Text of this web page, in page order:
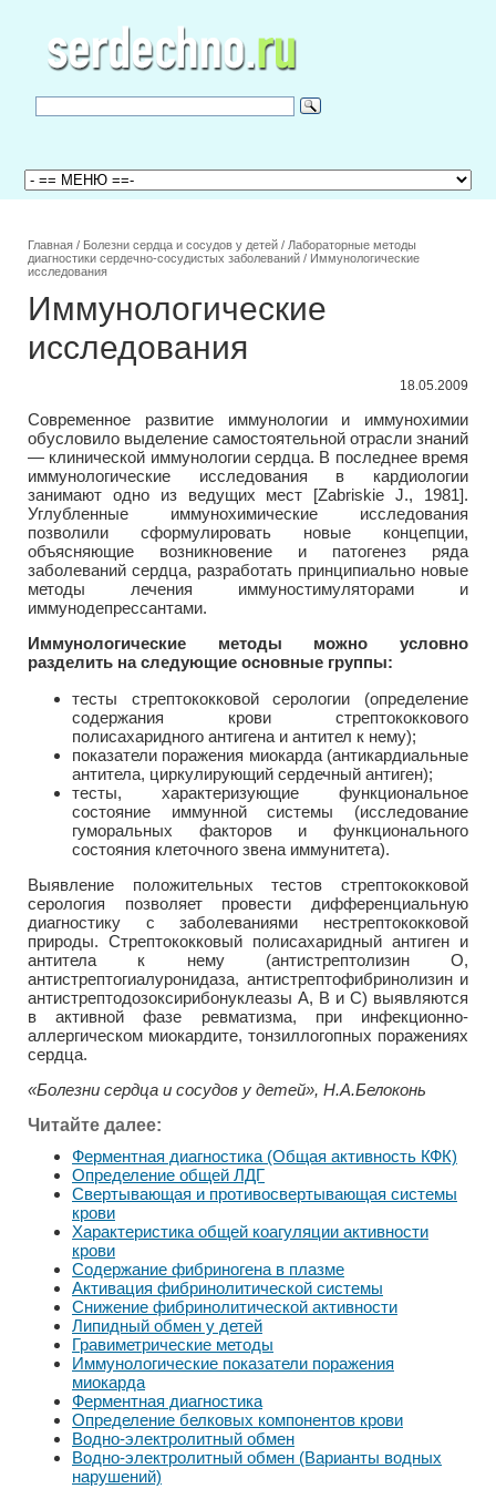
Главная / Болезни сердца и сосудов у детей / Лабораторные методы
диагностики сердечно-сосудистых заболеваний / Иммунологические
исследования
Иммунологические
исследования
18.05.2009
Современное развитие иммунологии и иммунохимии
обусловило выделение самостоятельной отрасли знаний
— клинической иммунологии сердца. В последнее время
иммунологические исследования в кардиологии
занимают одно из ведущих мест [Zabriskie J., 1981].
Углубленные иммунохимические исследования
позволили сформулировать новые концепции,
объясняющие возникновение и патогенез ряда
заболеваний сердца, разработать принципиально новые
методы лечения иммуностимуляторами и
иммунодепрессантами.
Иммунологические методы можно условно
разделить на следующие основные группы:
тесты стрептококковой серологии (определение
содержания крови стрептококкового
полисахаридного антигена и антител к нему);
показатели поражения миокарда (антикардиальные
антитела, циркулирующий сердечный антиген);
тесты, характеризующие функциональное
состояние иммунной системы (исследование
гуморальных факторов и функционального
состояния клеточного звена иммунитета).
Выявление положительных тестов стрептококковой
серология позволяет провести дифференциальную
диагностику с заболеваниями нестрептококковой
природы. Стрептококковый полисахаридный антиген и
антитела к нему (антистрептолизин О,
антистрептогиалуронидаза, антистрептофибринолизин и
антистрептодозоксирибонуклеазы А, В и С) выявляются
в активной фазе ревматизма, при инфекционно-
аллергическом миокардите, тонзиллогопных поражениях
сердца.
«Болезни сердца и сосудов у детей», Н.А.Белоконь
Читайте далее:
Ферментная диагностика (Общая активность КФК)
Определение общей ЛДГ
Свертывающая и противосвертывающая системы
крови
Характеристика общей коагуляции активности
крови
Содержание фибриногена в плазме
Активация фибринолитической системы
Снижение фибринолитической активности
Липидный обмен у детей
Гравиметрические методы
Иммунологические показатели поражения
миокарда
Ферментная диагностика
Определение белковых компонентов крови
Водно-электролитный обмен
Водно-электролитный обмен (Варианты водных
нарушений)